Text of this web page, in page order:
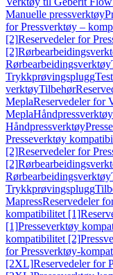
Manuelle pressverktøy
for Pressverktøy –
[2]Reservedeler for
[2]
Rørbearbeidingsverktøy
Trykkprøvingsplugg
verktøyTilbehør
MeplaReservedeler for
MeplaHåndpressverktøy
Håndpressverktøy
Presseverktøy
[2]Reservedeler for
[2]
Rørbearbeidingsverktøy
Trykkprøvingsplugg
MapressReservedeler
kompatibilitet [1]
[1]Presseverktøy
kompatibilitet [2]
for Pressverktøy-
[2XL]Reservedeler for